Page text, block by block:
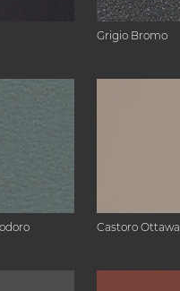
Grigio Bromo
Castoro Ottawa